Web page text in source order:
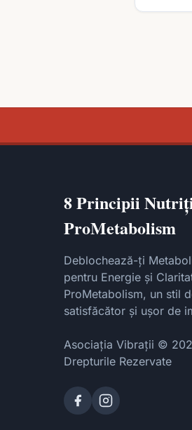
8 Principii
ProMetabolism
Deblochează-ți
pentru Energie și
ProMetabolism, un stil
satisfăcător și ușor de
Asociația Vibrații ©
Drepturile Rezervate